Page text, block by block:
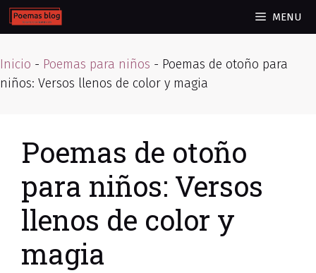
Skip
to
MENU
Inicio - Poemas para niños - Poemas de otoño para
niños: Versos llenos de color y magia
Poemas de otoño
para niños: Versos
llenos de color y
magia